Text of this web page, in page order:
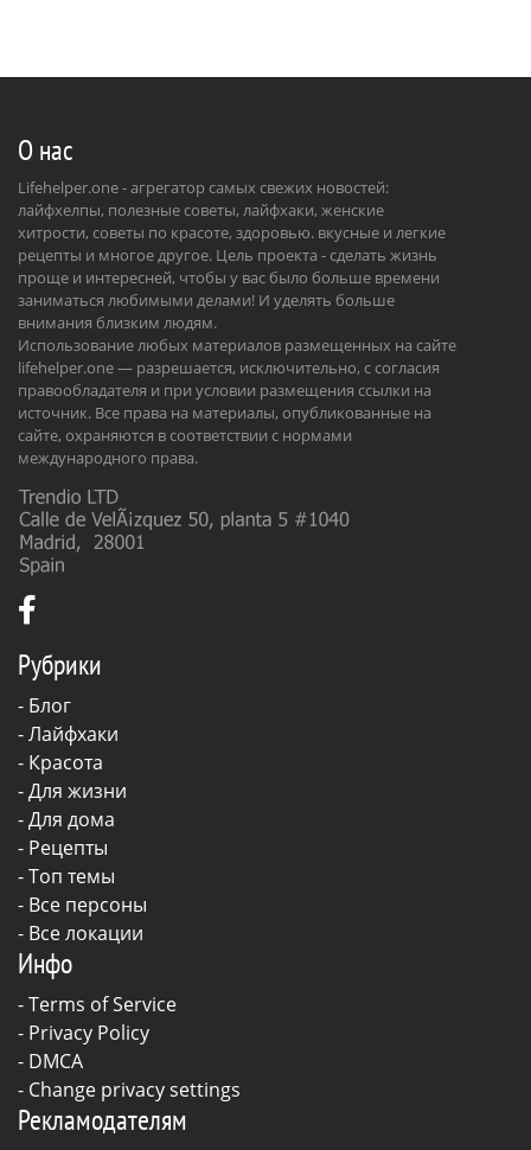
О нас
Lifehelper.one - агрегатор самых свежих новостей:
лайфхелпы, полезные советы, лайфхаки, женские
хитрости, советы по красоте, здоровью. вкусные и легкие
рецепты и многое другое. Цель проекта - сделать жизнь
проще и интересней, чтобы у вас было больше времени
заниматься любимыми делами! И уделять больше
внимания близким людям.
Использование любых материалов размещенных на сайте
lifehelper.one — разрешается, исключительно, с согласия
правообладателя и при условии размещения ссылки на
источник. Все права на материалы, опубликованные на
сайте, охраняются в соответствии с нормами
международного права.
Рубрики
- Блог
-Лайфхаки
- Красота
-Для жизни
-Для дома
- Рецепты
- Топ темы
- Все персоны
- Все локации
Инфо
-Terms of Service
- Privacy Policy
- DMCA
- Change privacy settings
Рекламодателям